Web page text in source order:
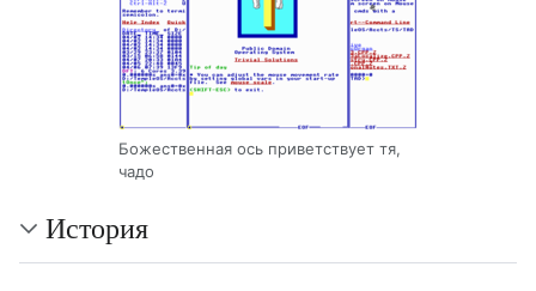
Божественная ось приветствует тя,
чадо
История